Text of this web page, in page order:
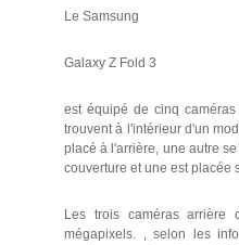
Le Samsung
Galaxy Z Fold 3
est équipé de cinq
trouvent à l'intérieur d'un
placé à l'arrière, une autre
couverture et une est placée
Les trois caméras arrière
mégapixels. , selon les